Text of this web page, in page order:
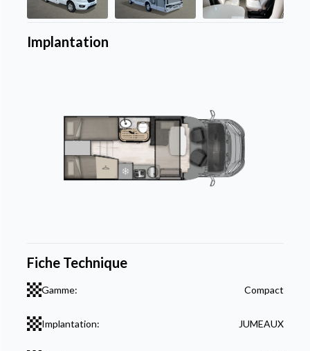
Implantation
Fiche Technique
Gamme: Compact
Implantation: JUMEAUX